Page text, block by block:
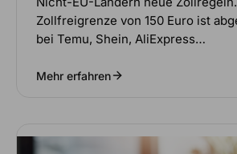
Zollfreigrenze von 150 Euro ist
bei Temu, Shein, AliExpress…
Mehr erfahren